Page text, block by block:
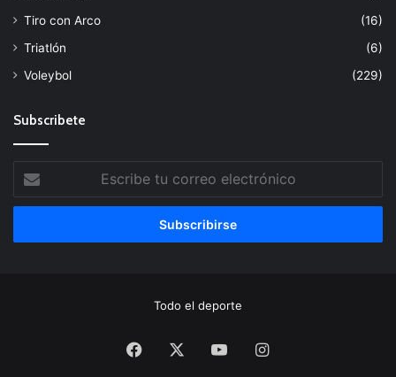
Tiro con Arco
(16)
Triatlón
(6)
Voleybol
(229)
Subscribete
Escribe
tu
correo
Todo el deporte
Facebook YouTubeInstagram